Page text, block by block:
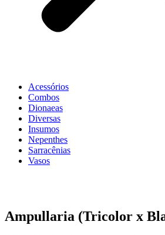
Acessórios
Combos
Dionaeas
Diversas
Insumos
Nepenthes
Sarracênias
Vasos
Ampullaria (Tricolor x